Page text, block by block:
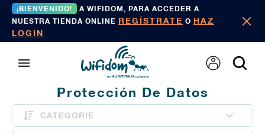
¡BIENVENIDO!
A WIFIDOM, PARA ACCEDER A
NUESTRA TIENDA ONLINE REGÍSTRATE O HAZ
LOGIN
Protección De Datos
CATEGORIE